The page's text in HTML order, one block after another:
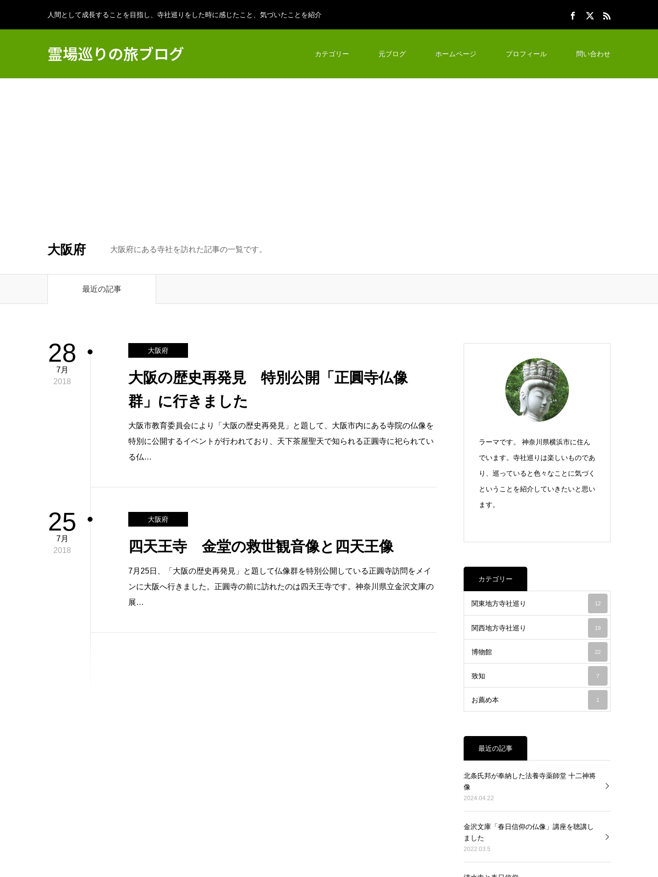
人間として成長することを目指し、寺社巡りをした時に感じたこと、気づいたことを紹介
霊場巡りの旅ブログ カテゴリー 元ブログ ホームページ プロフィール 問い合わせ
大阪府 大阪府にある寺社を訪れた記事の一覧です。
最近の記事
28
7月
2018
大阪府
大阪の歴史再発見 特別公開「正圓寺仏像
群」に行きました
大阪市教育委員会により「大阪の歴史再発見」と題して、大阪市内にある寺院の仏像を
特別に公開するイベントが行われており、天下茶屋聖天で知られる正圓寺に祀られてい
る仏…
25
7月
2018
大阪府
四天王寺 金堂の救世観音像と四天王像
7月25日、「大阪の歴史再発見」と題して仏像群を特別公開している正圓寺訪問をメイ
ンに大阪へ行きました。正圓寺の前に訪れたのは四天王寺です。神奈川県立金沢文庫の
展…
ラーマです。 神奈川県横浜市に住ん
でいます。寺社巡りは楽しいものであ
り、巡っていると色々なことに気づく
ということを紹介していきたいと思い
ます。
カテゴリー
関東地方寺社巡り 12
関西地方寺社巡り 19
博物館 22
致知 7
お薦め本 1
最近の記事
北条氏邦が奉納した法養寺薬師堂 十二神将
像
2024.04.22
金沢文庫「春日信仰の仏像」講座を聴講し
ました
2022.03.5